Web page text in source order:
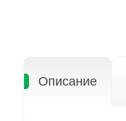
Описание